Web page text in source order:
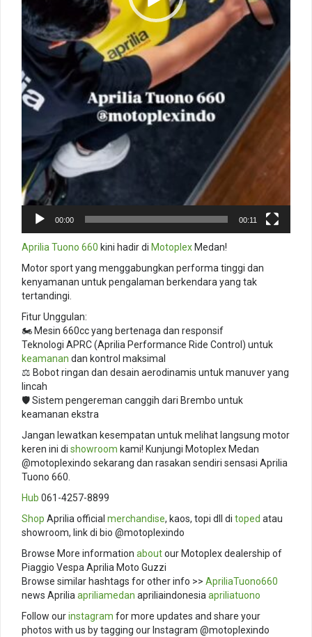
00:00 00:11
Aprilia Tuono 660 kini hadir di Motoplex Medan!
Motor sport yang menggabungkan performa tinggi dan
kenyamanan untuk pengalaman berkendara yang tak
tertandingi.
Fitur Unggulan:
🏍️ Mesin 660cc yang bertenaga dan responsif
Teknologi APRC (Aprilia Performance Ride Control) untuk
keamanan dan kontrol maksimal
⚖️ Bobot ringan dan desain aerodinamis untuk manuver yang
lincah
🛡️ Sistem pengereman canggih dari Brembo untuk
keamanan ekstra
Jangan lewatkan kesempatan untuk melihat langsung motor
keren ini di showroom kami! Kunjungi Motoplex Medan
@motoplexindo sekarang dan rasakan sendiri sensasi Aprilia
Tuono 660.
Hub 061-4257-8899
Shop Aprilia official merchandise, kaos, topi dll di toped atau
showroom, link di bio @motoplexindo
Browse More information aboutour Motoplex dealership of
Piaggio Vespa Aprilia Moto Guzzi
Browse similar hashtags for other info >> ApriliaTuono660
news Aprilia apriliamedan apriliaindonesia apriliatuono
Follow ourinstagram for more updates and share your
photos with us by tagging our Instagram @motoplexindo